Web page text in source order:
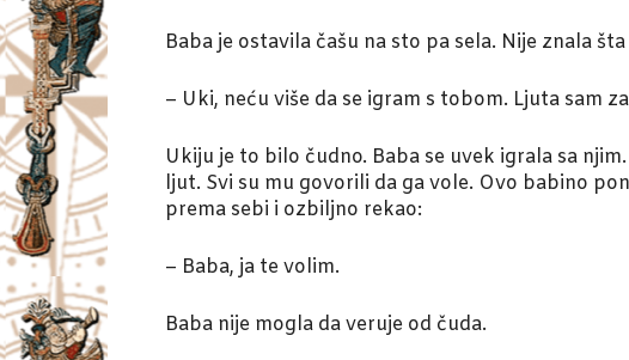
Baba je ostavila čašu na sto pa sela. Nije znala
– Uki, neću više da se igram s tobom. Ljuta sam
Ukiju je to bilo čudno. Baba se uvek igrala sa
ljut. Svi su mu govorili da ga vole. Ovo babino
prema sebi i ozbiljno rekao:
– Baba, ja te volim.
Baba nije mogla da veruje od čuda.